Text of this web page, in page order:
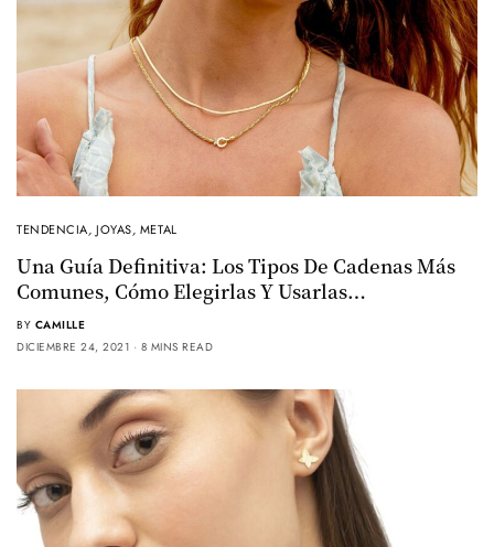
TENDENCIA,JOYAS, METAL
Una Guía Definitiva: Los Tipos De Cadenas Más
Comunes, Cómo Elegirlas Y Usarlas…
BY CAMILLE
DICIEMBRE 24, 2021
8 MINS READ